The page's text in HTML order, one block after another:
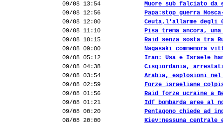
09/08 13:54
Muore sub falciato da
09/08 12:56
Papa:stop guerra
09/08 12:00
Ceuta,l'allarme degli
09/08 11:10
Pisa trema ancora,
09/08 10:15
Raid senza sosta tra
09/08 09:00
Nagasaki commemora
09/08 05:12
Iran: Usa e Israele
09/08 04:38
Cisgiordania,
09/08 03:54
Arabia, esplosioni nel
09/08 02:59
Forze israeliane
09/08 01:56
Raid forze ucraine a
09/08 01:21
Idf bombarda aree al
09/08 00:20
Pentagono chiede ad
08/08 20:00
Kiev:nessuna